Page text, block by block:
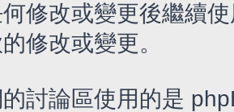
修改或變更後繼續
修改或變更。
討論區使用的是